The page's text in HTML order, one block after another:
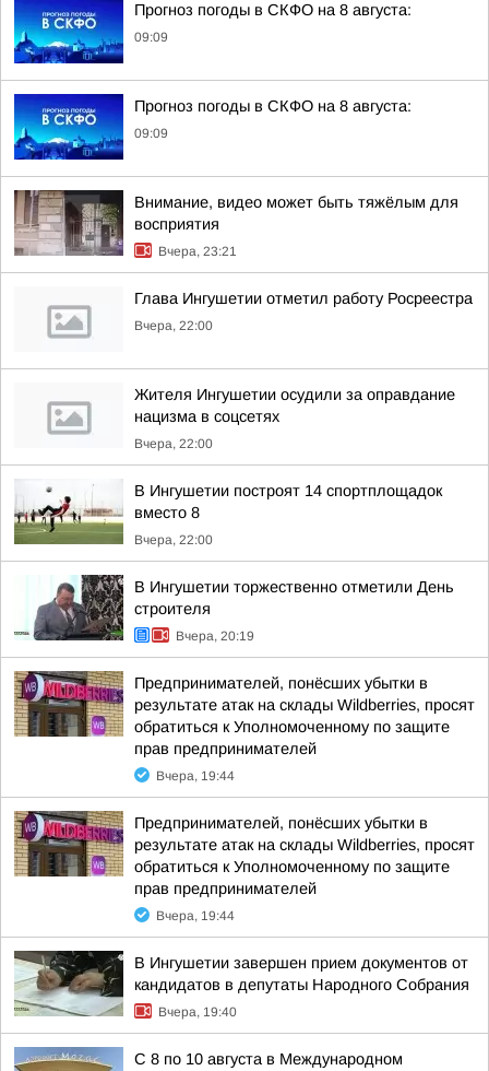
Прогноз погоды в СКФО на 8 августа:
09:09
Прогноз погоды в СКФО на 8 августа:
09:09
Внимание, видео может быть тяжёлым для
восприятия
Вчера, 23:21
Глава Ингушетии отметил работу Росреестра
Вчера, 22:00
Жителя Ингушетии осудили за оправдание
нацизма в соцсетях
Вчера, 22:00
В Ингушетии построят 14 спортплощадок
вместо 8
Вчера, 22:00
В Ингушетии торжественно отметили День
строителя
Вчера, 20:19
Предпринимателей, понёсших убытки в
результате атак на склады Wildberries, просят
обратиться к Уполномоченному по защите
прав предпринимателей
Вчера, 19:44
Предпринимателей, понёсших убытки в
результате атак на склады Wildberries, просят
обратиться к Уполномоченному по защите
прав предпринимателей
Вчера, 19:44
В Ингушетии завершен прием документов от
кандидатов в депутаты Народного Собрания
Вчера, 19:40
С 8 по 10 августа в Международном